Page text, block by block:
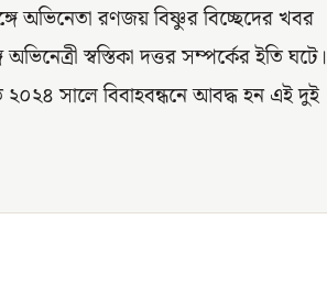
অভিনেতা রণজয় বিষ্ণুর বিচ্ছেদের খবর
স্বস্তিকা দত্তর সম্পর্কের ইতি ঘটে।
সালে বিবাহবন্ধনে আবদ্ধ হন এই দুই